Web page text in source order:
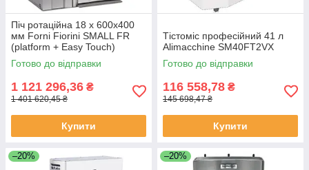
Піч ротаційна 18 х 600х400
мм Forni Fiorini SMALL FR
(platform + Easy Touch)
Готово до відправки
1 121 296,36 ₴
1 401 620,45 ₴
Купити
Тістоміс професійний 41 л
Alimacchine SM40FT2VX
Готово до відправки
116 558,78 ₴
145 698,47 ₴
Купити
–20% –20%